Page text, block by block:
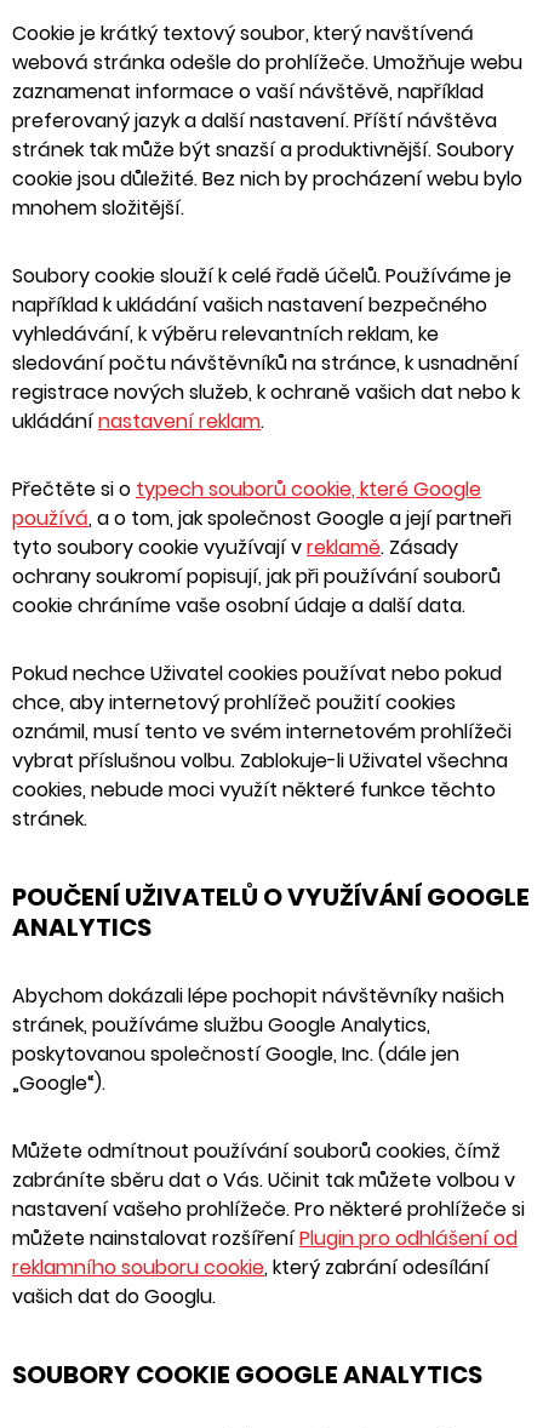
Cookie je krátký textový soubor, který navštívená
webová stránka odešle do prohlížeče. Umožňuje webu
zaznamenat informace o vaší návštěvě, například
preferovaný jazyk a další nastavení. Příští návštěva
stránek tak může být snazší a produktivnější. Soubory
cookie jsou důležité. Bez nich by procházení webu bylo
mnohem složitější.
Soubory cookie slouží k celé řadě účelů. Používáme je
například k ukládání vašich nastavení bezpečného
vyhledávání, k výběru relevantních reklam, ke
sledování počtu návštěvníků na stránce, k usnadnění
registrace nových služeb, k ochraně vašich dat nebo k
ukládánínastavení reklam.
Přečtěte si o typech souborů cookie, které Google
používá, a o tom, jak společnost Google a její partneři
tyto soubory cookie využívají vreklamě. Zásady
ochrany soukromí popisují, jak při používání souborů
cookie chráníme vaše osobní údaje a další data.
Pokud nechce Uživatel cookies používat nebo pokud
chce, aby internetový prohlížeč použití cookies
oznámil, musí tento ve svém internetovém prohlížeči
vybrat příslušnou volbu. Zablokuje-li Uživatel všechna
cookies, nebude moci využít některé funkce těchto
stránek.
POUČENÍ UŽIVATELŮ O VYUŽÍVÁNÍ GOOGLE
ANALYTICS
Abychom dokázali lépe pochopit návštěvníky našich
stránek, používáme službu Google Analytics,
poskytovanou společností Google, Inc. (dále jen
„Google“).
Můžete odmítnout používání souborů cookies, čímž
zabráníte sběru dat o Vás. Učinit tak můžete volbou v
nastavení vašeho prohlížeče. Pro některé prohlížeče si
můžete nainstalovat rozšířeníPlugin pro odhlášení od
reklamního souboru cookie, který zabrání odesílání
vašich dat do Googlu.
SOUBORY COOKIE GOOGLE ANALYTICS